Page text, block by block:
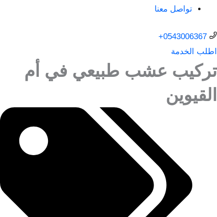
تواصل معنا
0543006367+
اطلب الخدمة
تركيب عشب طبيعي في أم
القيوين